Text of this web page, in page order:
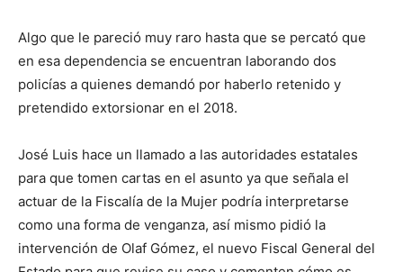
Algo que le pareció muy raro hasta que se percató que
en esa dependencia se encuentran laborando dos
policías a quienes demandó por haberlo retenido y
pretendido extorsionar en el 2018.
José Luis hace un llamado a las autoridades estatales
para que tomen cartas en el asunto ya que señala el
actuar de la Fiscalía de la Mujer podría interpretarse
como una forma de venganza, así mismo pidió la
intervención de Olaf Gómez, el nuevo Fiscal General del